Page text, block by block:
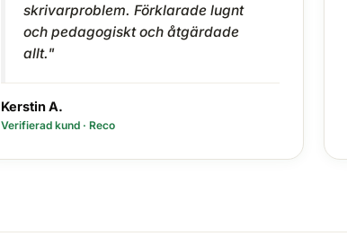
skrivarproblem. Förklarade lugnt
och pedagogiskt och åtgärdade
allt."
Kerstin A.
Verifierad kund · Reco